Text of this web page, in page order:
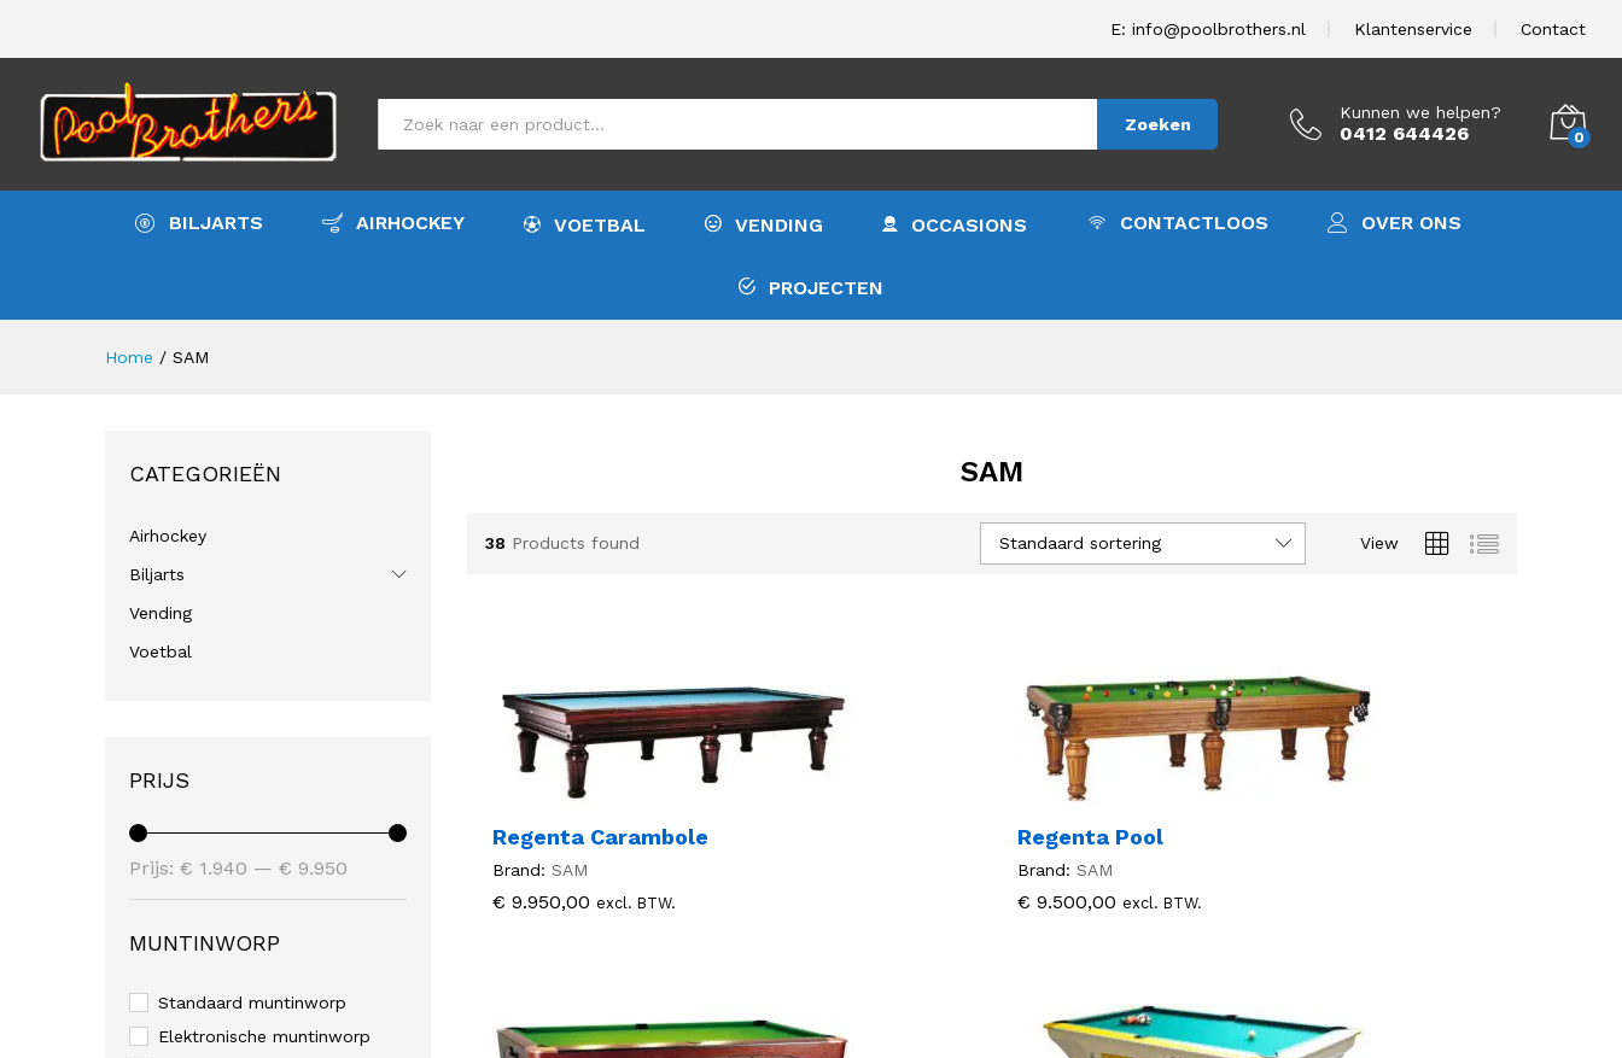
E: info@poolbrothers.nl Klantenservice Contact
Zoeken
Kunnen we helpen?
0412 644426 0
BILJARTS AIRHOCKEY VOETBAL VENDING OCCASIONS CONTACTLOOS OVER ONS
PROJECTEN
Home / SAM
SAM
38 Products found View
Standaard sortering
Regenta Carambole
Brand: SAM
€ 9.950,00 excl. BTW.
€ 9.950,00
Regenta Pool
Brand: SAM
€ 9.500,00 excl. BTW.
€ 9.500,00
CATEGORIEËN
Airhockey
Biljarts
Vending
Voetbal
PRIJS
prijs
prijs
Prijs: € 1.940 — € 9.950
MUNTINWORP
Standaard muntinworp
Elektronische muntinworp